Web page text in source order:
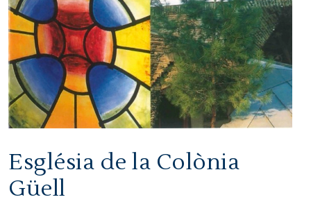
Església de la Colònia
Güell